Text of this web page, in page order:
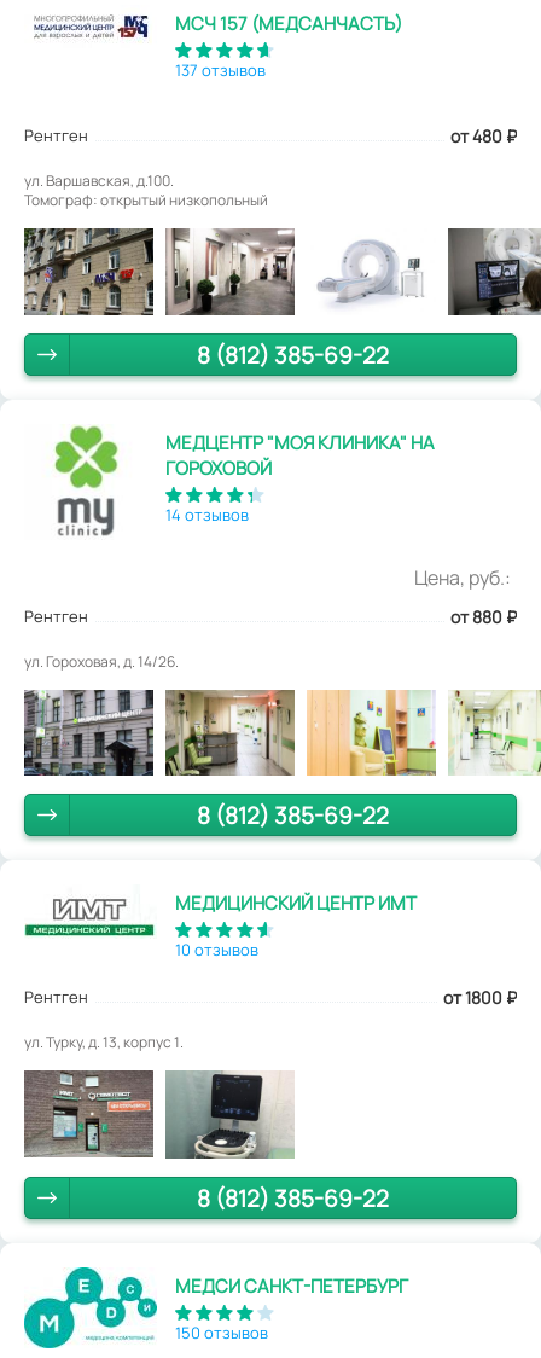
МСЧ 157 (МЕДСАНЧАСТЬ)
137 отзывов
Рентген от 480 ₽
ул. Варшавская, д.100.
Томограф: открытый низкопольный
8 (812) 385-69-22
МЕДЦЕНТР "МОЯ КЛИНИКА" НА
ГОРОХОВОЙ
14 отзывов
Цена, руб.:
Рентген от 880 ₽
ул. Гороховая, д. 14/26.
8 (812) 385-69-22
МЕДИЦИНСКИЙ ЦЕНТР ИМТ
10 отзывов
Рентген от 1800 ₽
ул. Турку, д. 13, корпус 1.
8 (812) 385-69-22
МЕДСИ САНКТ-ПЕТЕРБУРГ
150 отзывов